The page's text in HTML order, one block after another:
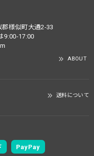
郡様似町大通2-33
9:00-17:00
ABOUT
送料について
PayPay